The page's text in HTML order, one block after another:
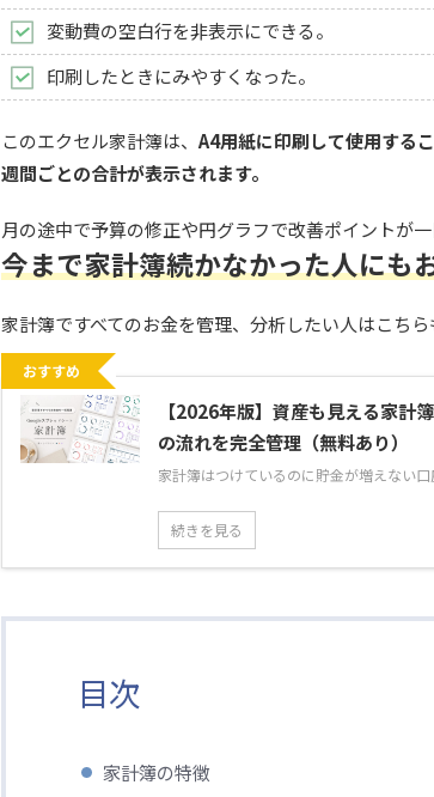
変動費の空白行を非表示にできる。
印刷したときにみやすくなった。
このエクセル家計簿は、 A4用紙に印刷して使用する
週間ごとの合計が表示されます。
月の途中で予算の修正や円グラフで改善ポイントが一
今まで家計簿続かなかった人にも
家計簿ですべてのお金を管理、分析したい人はこち
おすすめ
【2026年版】資産も見える家計
の流れを完全管理（無料あり）
家計簿はつけているのに貯金が増えない
続きを見る
目次
家計簿の特徴